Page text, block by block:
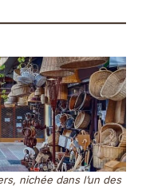
nichée dans l’un des